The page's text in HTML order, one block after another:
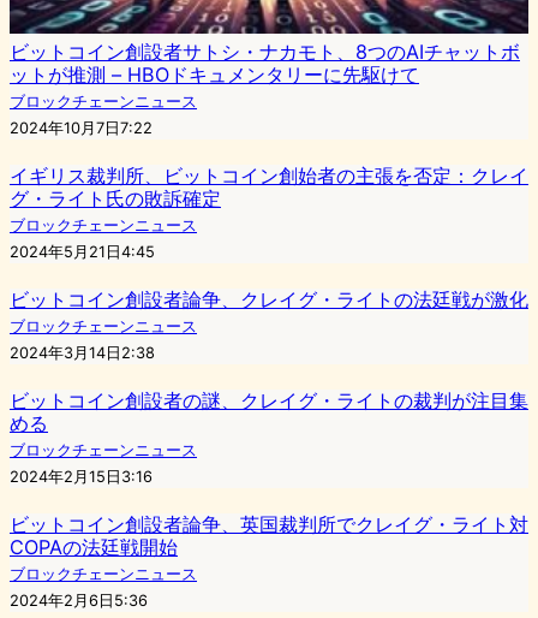
ビットコイン創設者サトシ・ナカモト、8つのAIチャットボ
ットが推測 – HBOドキュメンタリーに先駆けて
ブロックチェーンニュース
2024年10月7日7:22
イギリス裁判所、ビットコイン創始者の主張を否定：クレイ
グ・ライト氏の敗訴確定
ブロックチェーンニュース
2024年5月21日4:45
ビットコイン創設者論争、クレイグ・ライトの法廷戦が激化
ブロックチェーンニュース
2024年3月14日2:38
ビットコイン創設者の謎、クレイグ・ライトの裁判が注目集
める
ブロックチェーンニュース
2024年2月15日3:16
ビットコイン創設者論争、英国裁判所でクレイグ・ライト対
COPAの法廷戦開始
ブロックチェーンニュース
2024年2月6日5:36